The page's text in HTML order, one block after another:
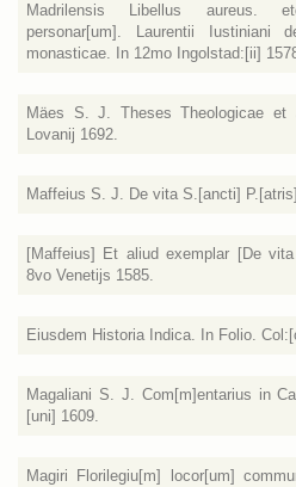
Madrilensis Libellus aureus.
personar[um]. Laurentii Iustiniani
monasticae. In 12mo Ingolstad:[ii]
Mäes S. J. Theses Theologicae
Lovanij 1692.
Maffeius S. J. De vita S.[ancti]
[Maffeius] Et aliud exemplar [De
8vo Venetijs 1585.
Eiusdem Historia Indica. In Folio.
Magaliani S. J. Com[m]entarius in
[uni] 1609.
Magiri Florilegiu[m] locor[um]